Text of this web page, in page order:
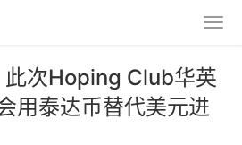
此次Hoping Club华英
用泰达币替代美元进